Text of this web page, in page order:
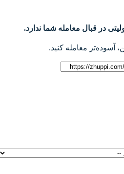
در قبال معامله شما ندارد.
آسوده‌تر معامله کنید.